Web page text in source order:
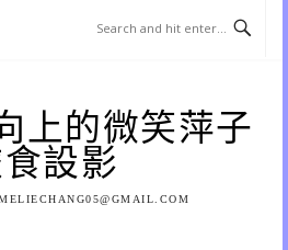
上的微笑萍子
設影